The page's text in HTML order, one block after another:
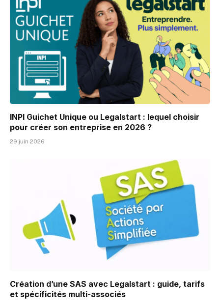
INPI Guichet Unique ou Legalstart : lequel choisir
pour créer son entreprise en 2026 ?
29 juin 2026
Création d’une SAS avec Legalstart : guide, tarifs
et spécificités multi-associés